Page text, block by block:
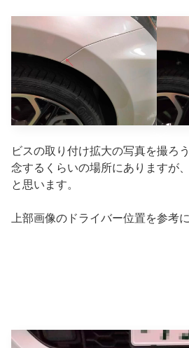
ビスの取り付け拡大の写真を撮ろ
念するくらいの場所にありますが
と思います。
上部画像のドライバー位置を参考